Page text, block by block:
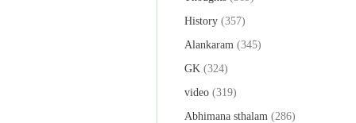
History (357)
Alankaram (345)
GK (324)
video (319)
Abhimana sthalam (286)